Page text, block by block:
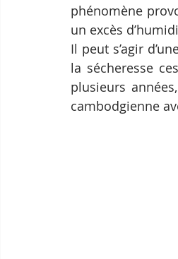
phénomène
un excès
Il peut s’agir
la sécheresse
plusieurs
cambodgienne